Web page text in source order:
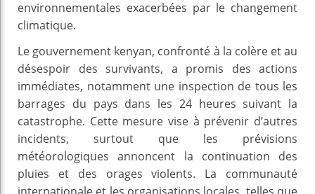
environnementales exacerbées par le changement
climatique.
Le gouvernement kenyan, confronté à la colère et au
désespoir des survivants, a promis des actions
immédiates, notamment une inspection de tous les
barrages du pays dans les 24 heures suivant la
catastrophe. Cette mesure vise à prévenir d’autres
incidents, surtout que les prévisions
météorologiques annoncent la continuation des
pluies et des orages violents. La communauté